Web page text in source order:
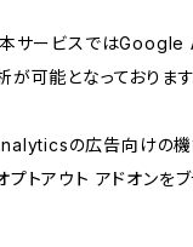
本サービスでは
が可能となっております
の広告向けの機
トアウト アドオンをブ